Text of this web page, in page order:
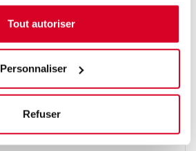
Tout autoriser
Personnaliser
Refuser